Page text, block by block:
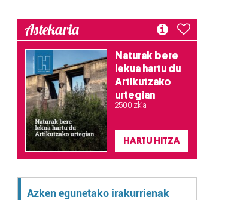
Astekaria
Naturak bere
lekua hartu du
Artikutzako
urtegian
2.500 zkia.
HARTU HITZA
Azken egunetako irakurrienak